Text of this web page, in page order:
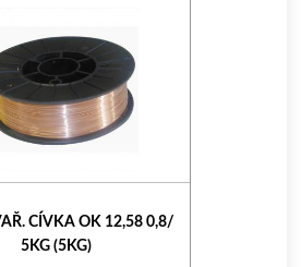
CÍVKA OK 12,58 0,8/
5KG (5KG)